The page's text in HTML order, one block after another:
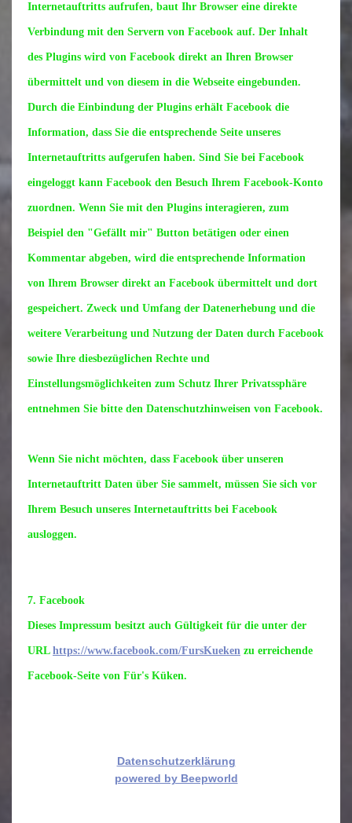
Internetauftritts aufrufen, baut Ihr Browser eine direkte
Verbindung mit den Servern von Facebook auf. Der Inhalt
des Plugins wird von Facebook direkt an Ihren Browser
übermittelt und von diesem in die Webseite eingebunden.
Durch die Einbindung der Plugins erhält Facebook die
Information, dass Sie die entsprechende Seite unseres
Internetauftritts aufgerufen haben. Sind Sie bei Facebook
eingeloggt kann Facebook den Besuch Ihrem Facebook-Konto
zuordnen. Wenn Sie mit den Plugins interagieren, zum
Beispiel den "Gefällt mir" Button betätigen oder einen
Kommentar abgeben, wird die entsprechende Information
von Ihrem Browser direkt an Facebook übermittelt und dort
gespeichert. Zweck und Umfang der Datenerhebung und die
weitere Verarbeitung und Nutzung der Daten durch Facebook
sowie Ihre diesbezüglichen Rechte und
Einstellungsmöglichkeiten zum Schutz Ihrer Privatssphäre
entnehmen Sie bitte den Datenschutzhinweisen von Facebook.
Wenn Sie nicht möchten, dass Facebook über unseren
Internetauftritt Daten über Sie sammelt, müssen Sie sich vor
Ihrem Besuch unseres Internetauftritts bei Facebook
ausloggen.
7. Facebook
Dieses Impressum besitzt auch Gültigkeit für die unter der
URL https://www.facebook.com/FursKueken zu erreichende
Facebook-Seite von Für's Küken.
Datenschutzerklärung
powered by Beepworld